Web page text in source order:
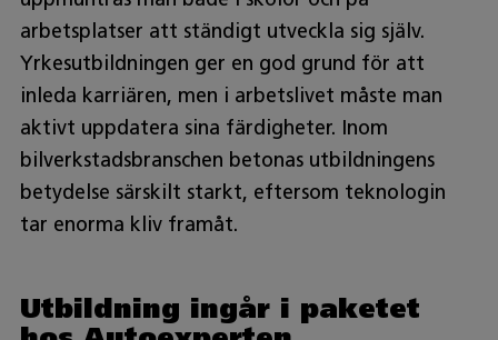
arbetsplatser att ständigt utveckla sig själv.
Yrkesutbildningen ger en god grund för att
inleda karriären, men i arbetslivet måste man
aktivt uppdatera sina färdigheter. Inom
bilverkstadsbranschen betonas utbildningens
betydelse särskilt starkt, eftersom teknologin
tar enorma kliv framåt.
Utbildning ingår i paketet